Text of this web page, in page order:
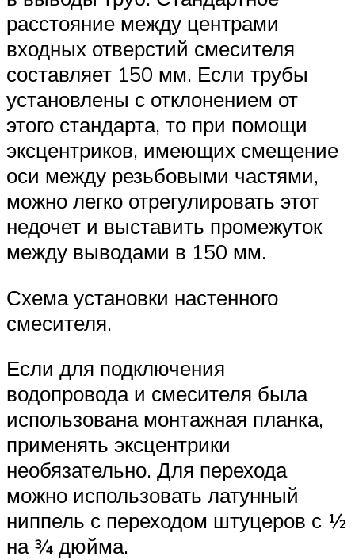
расстояние между центрами
входных отверстий смесителя
составляет 150 мм. Если трубы
установлены с отклонением от
этого стандарта, то при помощи
эксцентриков, имеющих смещение
оси между резьбовыми частями,
можно легко отрегулировать этот
недочет и выставить промежуток
между выводами в 150 мм.
Схема установки настенного
смесителя.
Если для подключения
водопровода и смесителя была
использована монтажная планка,
применять эксцентрики
необязательно. Для перехода
можно использовать латунный
ниппель с переходом штуцеров с ½
на ¾ дюйма.